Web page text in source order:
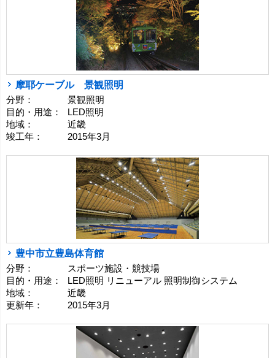
摩耶ケーブル 景観照明
分野：
景観照明
目的・用途：
LED照明
地域：
近畿
竣工年：
2015年3月
豊中市立豊島体育館
分野：
スポーツ施設・競技場
目的・用途：
LED照明 リニューアル 照明制御システム
地域：
近畿
更新年：
2015年3月